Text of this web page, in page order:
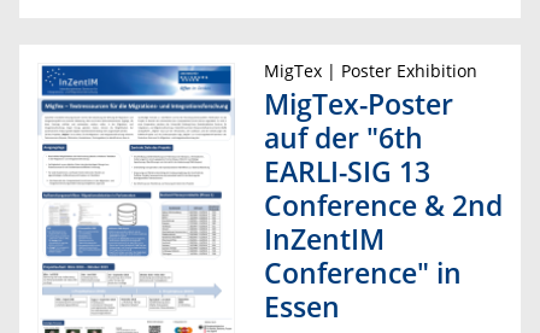
MigTex | Poster Exhibition
MigTex-Poster
auf der "6th
EARLI-SIG 13
Conference & 2nd
InZentIM
Conference" in
Essen